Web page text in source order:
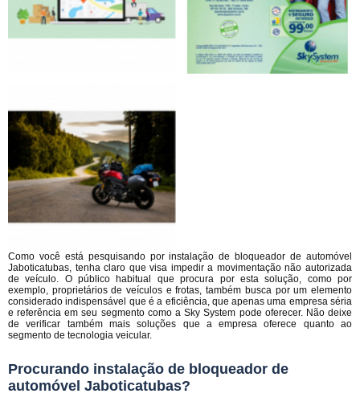
Como você está pesquisando por instalação de bloqueador de automóvel
Jaboticatubas, tenha claro que visa impedir a movimentação não autorizada
de veículo. O público habitual que procura por esta solução, como por
exemplo, proprietários de veículos e frotas, também busca por um elemento
considerado indispensável que é a eficiência, que apenas uma empresa séria
e referência em seu segmento como a Sky System pode oferecer. Não deixe
de verificar também mais soluções que a empresa oferece quanto ao
segmento de tecnologia veicular.
Procurando instalação de bloqueador de
automóvel Jaboticatubas?